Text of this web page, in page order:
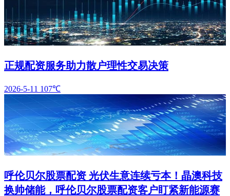
正规配资服务助力散户理性交易决策
2026-5-11 107℃
呼伦贝尔股票配资 光伏生意连续亏本！晶澳科技
换帅储能，呼伦贝尔股票配资客户盯紧新能源赛